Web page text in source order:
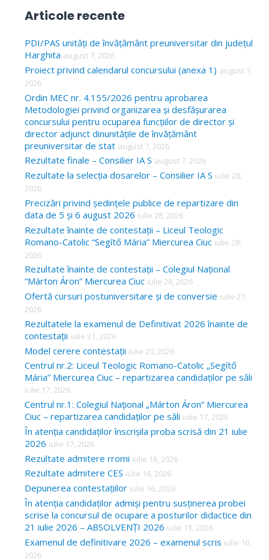
c
h
f
o
r
Articole recente
PDI/PAS unități de învățământ preuniversitar din județul
Harghita august 7, 2026
Proiect privind calendarul concursului (anexa 1) august 7,
2026
Ordin MEC nr. 4.155/2026 pentru aprobarea
Metodologiei privind organizarea și desfășurarea
concursului pentru ocuparea funcțiilor de director și
director adjunct dinunitățile de învățământ
preuniversitar de stat august 7, 2026
Rezultate finale – Consilier IA S august 7, 2026
Rezultate la selecția dosarelor – Consilier IA S iulie 28,
2026
Precizări privind ședințele publice de repartizare din
data de 5 și 6 august 2026 iulie 28, 2026
Rezultate înainte de contestații – Liceul Teologic
Romano-Catolic “Segítő Mária” Miercurea Ciuc iulie 28,
2026
Rezultate înainte de contestații – Colegiul Național
“Márton Áron” Miercurea Ciuc iulie 28, 2026
Ofertă cursuri postuniversitare și de conversie iulie 27,
2026
Rezultatele la examenul de Definitivat 2026 înainte de
contestații iulie 21, 2026
Model cerere contestații iulie 20, 2026
Centrul nr.2: Liceul Teologic Romano-Catolic „Segítő
Mária” Miercurea Ciuc – repartizarea candidaților pe săli
iulie 17, 2026
Centrul nr.1: Colegiul Național „Márton Áron” Miercurea
Ciuc – repartizarea candidaților pe săli iulie 17, 2026
În atenția candidaților înscrișila proba scrisă din 21 iulie
2026 iulie 17, 2026
Rezultate admitere rromi iulie 16, 2026
Rezultate admitere CES iulie 16, 2026
Depunerea contestațiilor iulie 16, 2026
În atenția candidaților admiși pentru susținerea probei
scrise la concursul de ocupare a posturilor didactice din
21 iulie 2026 – ABSOLVENȚI 2026 iulie 13, 2026
Examenul de definitivare 2026 – examenul scris iulie 10,
2026